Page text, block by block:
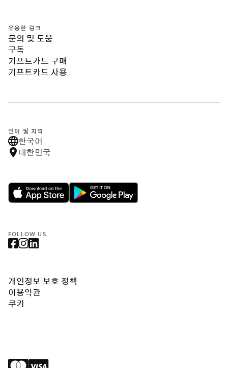
유용한 링크
문의 및 도움
구독
기프트카드 구매
기프트카드 사용
언어 및 지역
한국어
대한민국
FOLLOW US
개인정보 보호 정책
이용약관
쿠키